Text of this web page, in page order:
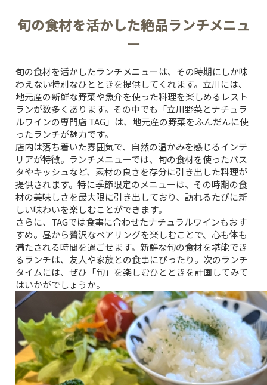
旬の食材を活かした絶品ランチメニュ
ー
旬の食材を活かしたランチメニューは、その時期にしか味
わえない特別なひとときを提供してくれます。立川には、
地元産の新鮮な野菜や魚介を使った料理を楽しめるレスト
ランが数多くあります。その中でも「立川野菜とナチュラ
ルワインの専門店 TAG」は、地元産の野菜をふんだんに使
ったランチが魅力です。
店内は落ち着いた雰囲気で、自然の温かみを感じるインテ
リアが特徴。ランチメニューでは、旬の食材を使ったパス
タやキッシュなど、素材の良さを存分に引き出した料理が
提供されます。特に季節限定のメニューは、その時期の食
材の美味しさを最大限に引き出しており、訪れるたびに新
しい味わいを楽しむことができます。
さらに、TAGでは食事に合わせたナチュラルワインもおす
すめ。昼から贅沢なペアリングを楽しむことで、心も体も
満たされる時間を過ごせます。新鮮な旬の食材を堪能でき
るランチは、友人や家族との食事にぴったり。次のランチ
タイムには、ぜひ「旬」を楽しむひとときを計画してみて
はいかがでしょうか。